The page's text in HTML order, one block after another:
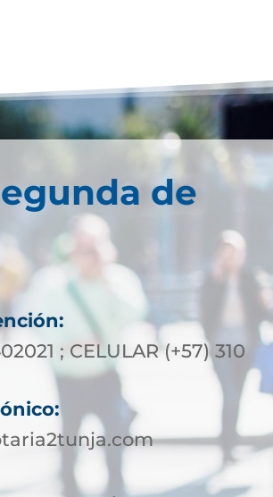
de
; CELULAR (+57) 310